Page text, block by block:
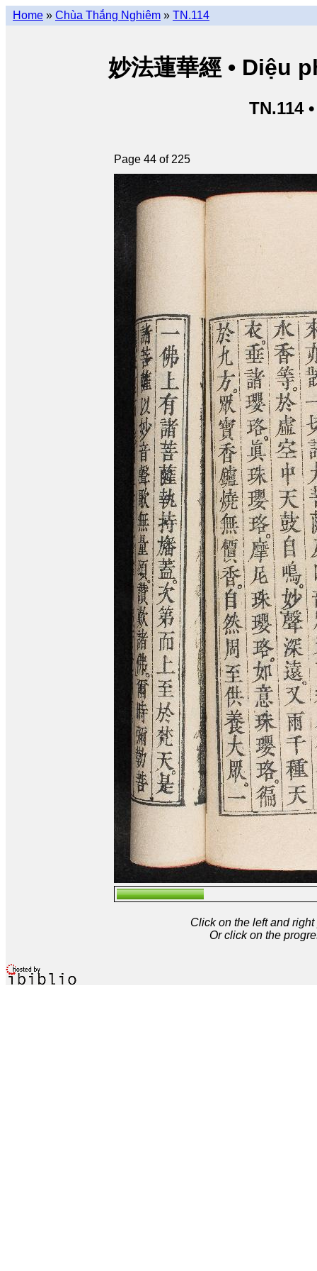
Home » Chùa Thắng Nghiêm » TN.114
妙法蓮華經 • Diệu
TN.114
Page 44 of 225
Click on the left and
Or click on the